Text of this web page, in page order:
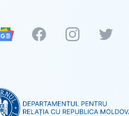
News
FacebookInstagramTwitter